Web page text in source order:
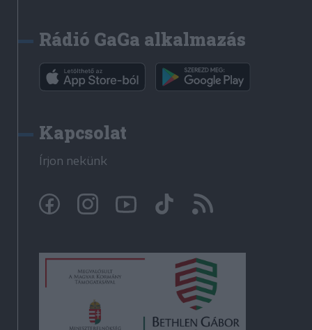
Rádió GaGa alkalmazás
Kapcsolat
Írjon nekünk